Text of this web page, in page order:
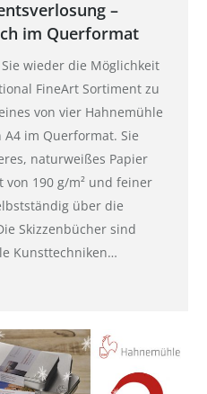
–
im Querformat
wieder die Möglichkeit
FineArt Sortiment zu
von vier Hahnemühle
im Querformat. Sie
naturweißes Papier
von 190 g/m² und feiner
über die
Skizzenbücher sind
Kunsttechniken…